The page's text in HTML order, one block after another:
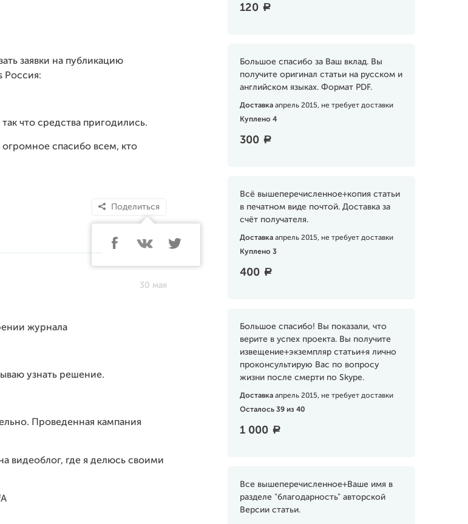
120 a
Большое спасибо за Ваш вклад. Вы
получите оригинал статьи на русском и
английском языках. Формат PDF.
Доставка апрель 2015, не требует доставки
Куплено 4
300 a
Всё вышеперечисленное+копия статьи
в печатном виде почтой. Доставка за
счёт получателя.
Доставка апрель 2015, не требует доставки
Куплено 3
400 a
Большое спасибо! Вы показали, что
верите в успех проекта. Вы получите
извещение+экземпляр статьи+я лично
проконсультирую Вас по вопросу
жизни после смерти по Skype.
Доставка апрель 2015, не требует доставки
Осталось 39 из 40
1 000 a
Все вышеперечисленное+Ваше имя в
разделе "благодарность" авторской
Версии статьи.
заявки на публикацию
Россия:
что средства пригодились.
огромное спасибо всем, кто
Поделиться
30 мая
журнала
узнать решение.
Проведенная кампания
видеоблог, где я делюсь своими